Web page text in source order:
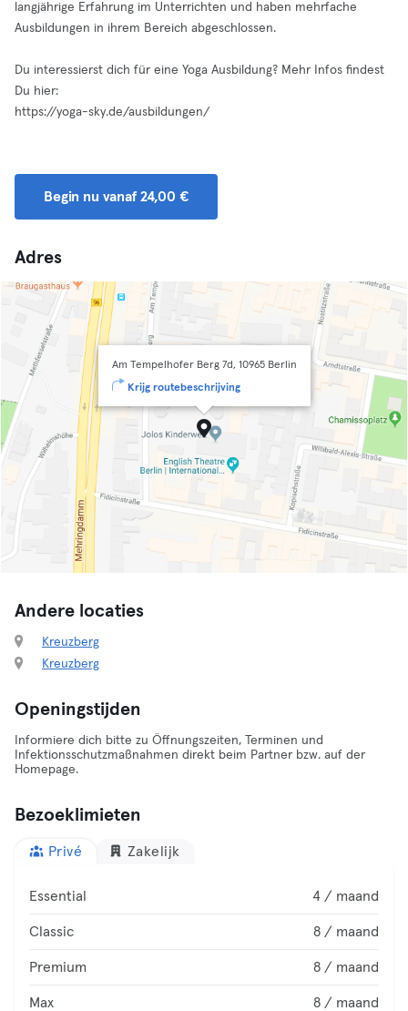
langjährige Erfahrung im Unterrichten und haben mehrfache
Ausbildungen in ihrem Bereich abgeschlossen.
Du interessierst dich für eine Yoga Ausbildung? Mehr Infos findest
Du hier:
https://yoga-sky.de/ausbildungen/
Begin nu vanaf 24,00 €
Adres
Am Tempelhofer Berg 7d, 10965 Berlin
Krijg routebeschrijving
Andere locaties
Kreuzberg
Kreuzberg
Openingstijden
Informiere dich bitte zu Öffnungszeiten, Terminen und
Infektionsschutzmaßnahmen direkt beim Partner bzw. auf der
Homepage.
Bezoeklimieten
Privé Zakelijk
Essential 4 / maand
Classic 8 / maand
Premium 8 / maand
Max 8 / maand